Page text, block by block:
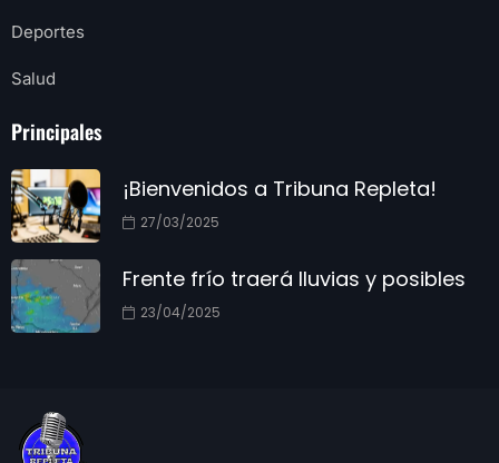
Deportes
Salud
Principales
¡Bienvenidos a Tribuna Repleta!
27/03/2025
Frente frío traerá lluvias y posibles
23/04/2025